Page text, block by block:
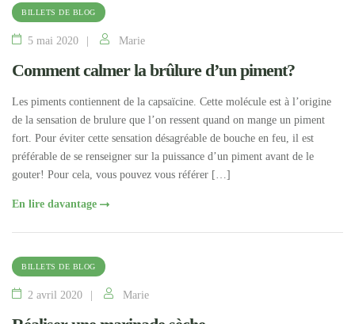
BILLETS DE BLOG
5 mai 2020 Marie
Comment calmer la brûlure d’un piment?
Les piments contiennent de la capsaïcine. Cette molécule est à l’origine
de la sensation de brulure que l’on ressent quand on mange un piment
fort. Pour éviter cette sensation désagréable de bouche en feu, il est
préférable de se renseigner sur la puissance d’un piment avant de le
gouter! Pour cela, vous pouvez vous référer […]
En lire davantage
BILLETS DE BLOG
2 avril 2020 Marie